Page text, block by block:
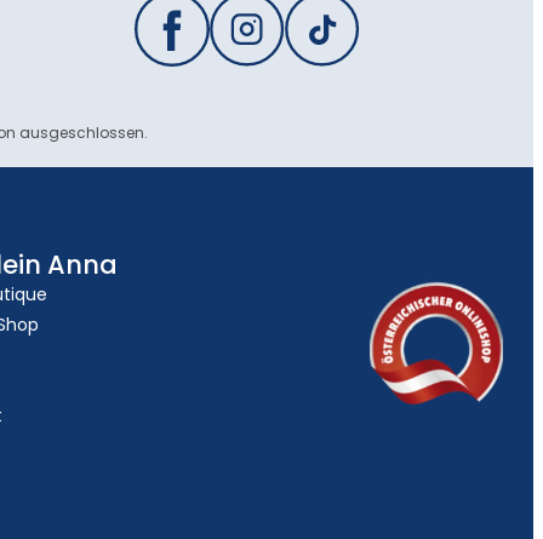
ausgeschlossen.
Anna